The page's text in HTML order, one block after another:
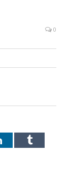
0
LinkedInTumblr